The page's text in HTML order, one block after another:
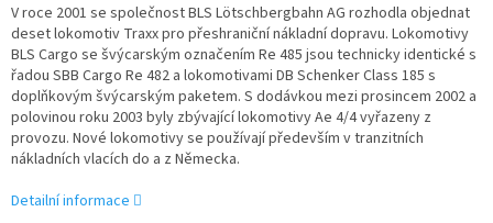
V roce 2001 se společnost BLS Lötschbergbahn AG rozhodla objednat
deset lokomotiv Traxx pro přeshraniční nákladní dopravu. Lokomotivy
BLS Cargo se švýcarským označením Re 485 jsou technicky identické s
řadou SBB Cargo Re 482 a lokomotivami DB Schenker Class 185 s
doplňkovým švýcarským paketem. S dodávkou mezi prosincem 2002 a
polovinou roku 2003 byly zbývající lokomotivy Ae 4/4 vyřazeny z
provozu. Nové lokomotivy se používají především v tranzitních
nákladních vlacích do a z Německa.
Detailní informace